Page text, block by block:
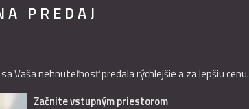
PREDAJ
Vaša nehnuteľnosť predala rýchlejšie a za lepšiu cenu.
Začnite vstupným priestorom